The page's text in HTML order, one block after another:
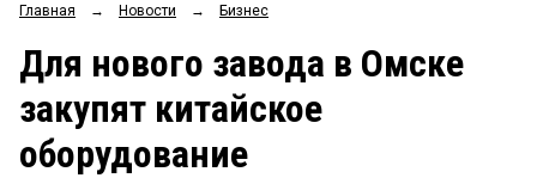
ОБЩЕСТВО
ЗАКОН
НОВОСТИ КОМПАНИЙ
Рейтинги
Блоги
Главная → Новости → Бизнес
Для нового завода в Омске
закупят китайское
оборудование